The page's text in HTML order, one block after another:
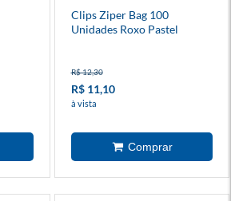
Clips Ziper Bag 100
Unidades Roxo Pastel
R$ 12,30
R$ 11,10
à vista